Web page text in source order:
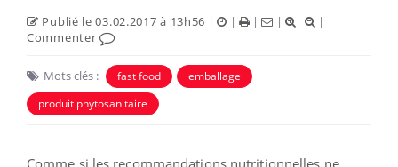
Publié le 03.02.2017 à 13h56 | | | |
|
Commenter
Mots clés : fast food
emballage
produit phytosanitaire
Comme si les recommandations nutritionnelles ne